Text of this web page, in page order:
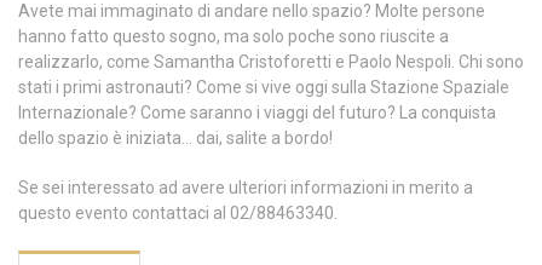
Avete mai immaginato di andare nello spazio? Molte persone
hanno fatto questo sogno, ma solo poche sono riuscite a
realizzarlo, come Samantha Cristoforetti e Paolo Nespoli. Chi sono
stati i primi astronauti? Come si vive oggi sulla Stazione Spaziale
Internazionale? Come saranno i viaggi del futuro? La conquista
dello spazio è iniziata… dai, salite a bordo!
Se sei interessato ad avere ulteriori informazioni in merito a
questo evento contattaci al 02/88463340.